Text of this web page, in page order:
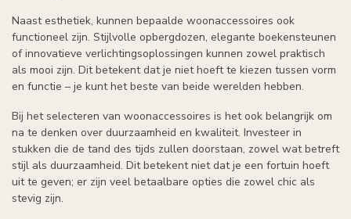
Naast esthetiek, kunnen bepaalde woonaccessoires ook
functioneel zijn. Stijlvolle opbergdozen, elegante boekensteunen
of innovatieve verlichtingsoplossingen kunnen zowel praktisch
als mooi zijn. Dit betekent dat je niet hoeft te kiezen tussen vorm
en functie – je kunt het beste van beide werelden hebben.
Bij het selecteren van woonaccessoires is het ook belangrijk om
na te denken over duurzaamheid en kwaliteit. Investeer in
stukken die de tand des tijds zullen doorstaan, zowel wat betreft
stijl als duurzaamheid. Dit betekent niet dat je een fortuin hoeft
uit te geven; er zijn veel betaalbare opties die zowel chic als
stevig zijn.